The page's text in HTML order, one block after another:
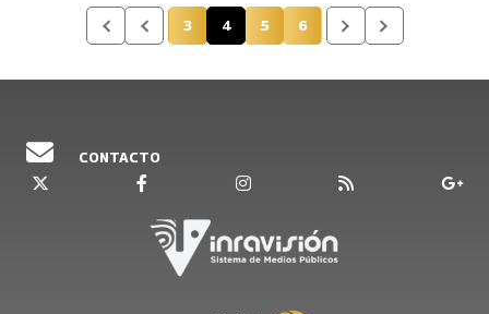
Página
3 Página actual
4 Página
5 Página
6
CONTACTO